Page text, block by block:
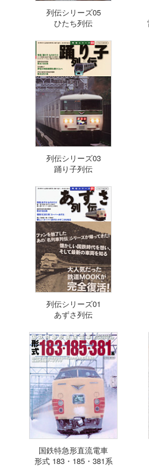
列伝シリーズ05
ひたち列伝
列伝シリーズ03
踊り子列伝
列伝シリーズ01
あずさ列伝
国鉄特急形直流電車
形式 183・185・381系